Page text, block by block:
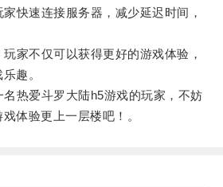
速连接服务器，减少延迟时间，
不仅可以获得更好的游戏体验，
趣。
爱斗罗大陆h5游戏的玩家，不妨
体验更上一层楼吧！。